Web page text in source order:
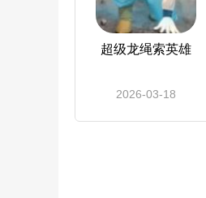
超级龙绳索英雄
2026-03-18